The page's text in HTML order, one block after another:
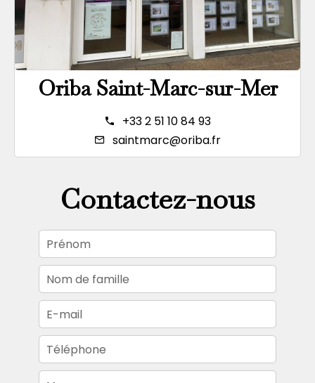
Oriba Saint-Marc-sur-Mer
+33 2 51 10 84 93
saintmarc@oriba.fr
Contactez-nous